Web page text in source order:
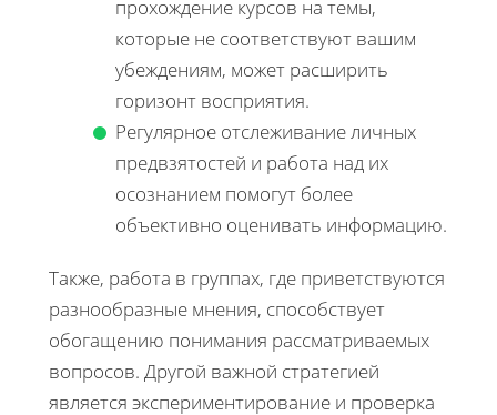
прохождение курсов на темы,
которые не соответствуют вашим
убеждениям, может расширить
горизонт восприятия.
Регулярное отслеживание личных
предвзятостей и работа над их
осознанием помогут более
объективно оценивать информацию.
Также, работа в группах, где приветствуются
разнообразные мнения, способствует
обогащению понимания рассматриваемых
вопросов. Другой важной стратегией
является экспериментирование и проверка